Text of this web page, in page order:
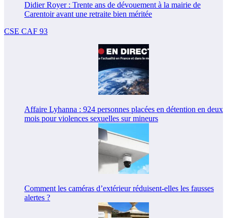
Didier Royer : Trente ans de dévouement à la mairie de
Carentoir avant une retraite bien méritée
CSE CAF 93
Affaire Lyhanna : 924 personnes placées en détention en deux
mois pour violences sexuelles sur mineurs
Comment les caméras d’extérieur réduisent-elles les fausses
alertes ?